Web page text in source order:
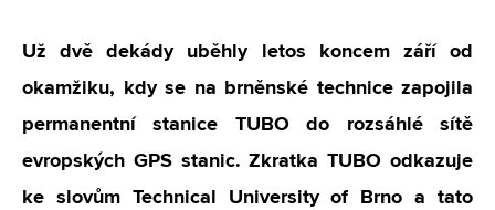
Už dvě dekády uběhly letos koncem září od
okamžiku, kdy se na brněnské technice zapojila
permanentní stanice TUBO do rozsáhlé sítě
evropských GPS stanic. Zkratka TUBO odkazuje
ke slovům Technical University of Brno a tato